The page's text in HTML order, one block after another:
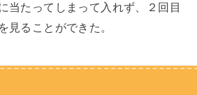
当たってしまって入れず、２回目
見ることができた。